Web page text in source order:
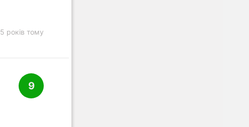
5 років тому
9